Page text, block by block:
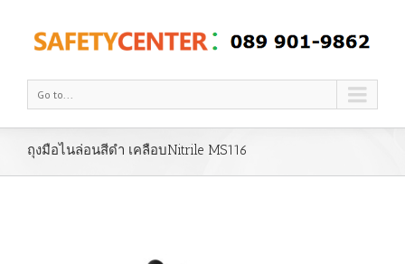
Go to...
ถุงมือไนล่อนสีดำ เคลือบNitrile MS116